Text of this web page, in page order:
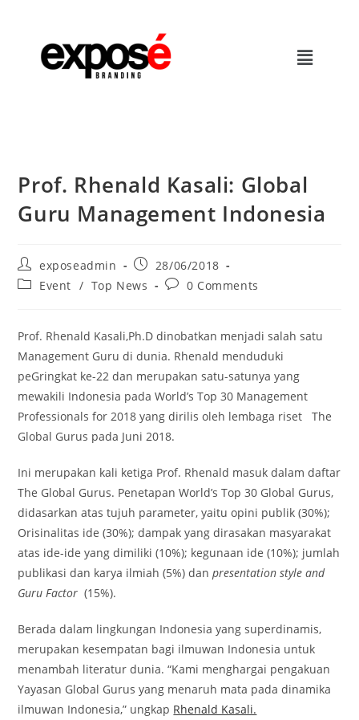
Prof. Rhenald Kasali: Global
Guru Management Indonesia
exposeadmin
28/06/2018
Event / Top News 0 Comments
Prof. Rhenald Kasali,Ph.D dinobatkan menjadi salah satu
Management Guru di dunia. Rhenald menduduki
peGringkat ke-22 dan merupakan satu-satunya yang
mewakili Indonesia pada World’s Top 30 Management
Professionals for 2018 yang dirilis oleh lembaga riset The
Global Gurus pada Juni 2018.
Ini merupakan kali ketiga Prof. Rhenald masuk dalam daftar
The Global Gurus. Penetapan World’s Top 30 Global Gurus,
didasarkan atas tujuh parameter, yaitu opini publik (30%);
Orisinalitas ide (30%); dampak yang dirasakan masyarakat
atas ide-ide yang dimiliki (10%); kegunaan ide (10%); jumlah
publikasi dan karya ilmiah (5%) danpresentation style and
Guru Factor (15%).
Berada dalam lingkungan Indonesia yang superdinamis,
merupakan kesempatan bagi ilmuwan Indonesia untuk
menambah literatur dunia. “Kami menghargai pengakuan
Yayasan Global Gurus yang menaruh mata pada dinamika
ilmuwan Indonesia,” ungkap Rhenald Kasali.